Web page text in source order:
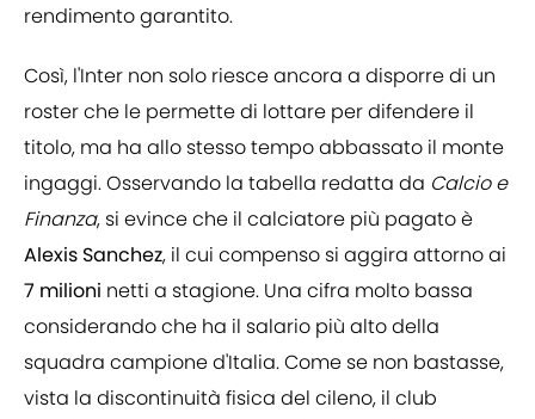
rendimento garantito.
Così, l'Inter non solo riesce ancora a disporre di un
roster che le permette di lottare per difendere il
titolo, ma ha allo stesso tempo abbassato il monte
ingaggi. Osservando la tabella redatta da Calcio e
Finanza, si evince che il calciatore più pagato è
Alexis Sanchez, il cui compenso si aggira attorno ai
7 milioni netti a stagione. Una cifra molto bassa
considerando che ha il salario più alto della
squadra campione d'Italia. Come se non bastasse,
vista la discontinuità fisica del cileno, il club